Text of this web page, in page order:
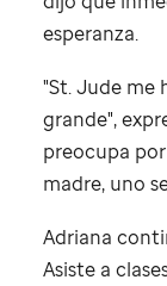
esperanza.
"St. Jude me
grande",
preocupa
madre, uno
Adriana
Asiste a